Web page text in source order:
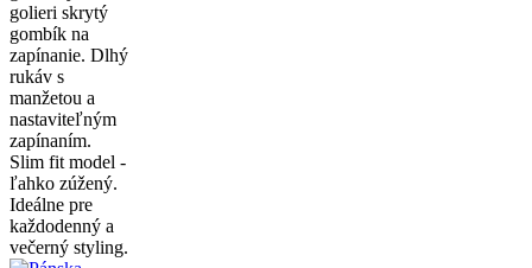
golieri skrytý
gombík na
zapínanie. Dlhý
rukáv s
manžetou a
nastaviteľným
zapínaním.
Slim fit model -
ľahko zúžený.
Ideálne pre
každodenný a
večerný styling.